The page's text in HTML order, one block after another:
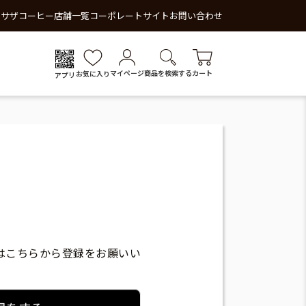
ザコーヒー店舗一覧コーポレートサイトお問い合わせ
アプリ お気に入り マイページ商品を検索するカート
ちらから登録をお願いい